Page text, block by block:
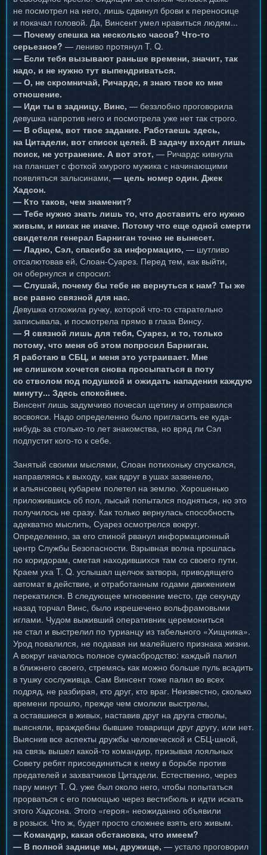
не посмотрел на него, лишь сдвинул брови к переносице
и покачал головой. Да, Винсент умел нравиться людям...
— Почему спешка на несколько часов? Что-то
серьезное? — лениво протянул T. Q.
— Если тебя вызывают раньше времени, значит, так
надо, и не нужно тут выпендриваться.
— О, не скромничай, Ричардс, я знаю твое ко мне
отношение.
— Иди ты в задницу, Винс, — беззлобно проговорила
девушка напротив него и посмотрела уже нет так строго.
— В общем, вот твое задание. Работаешь здесь,
на Цитадели, вот список целей. В задачу входит лишь
поиск, не устранение. А вот этот, — Ричардс кивнула
на планшет с фоткой хмурого мужика с начинающими
появляться залысинами, — цель номер один. Джек
Хадсон.
— Кто таков, чем знаменит?
— Тебе нужно знать лишь то, что доставить его нужно
живым, и никак не иначе. Потому что еще одной смерти
свидетеля генерал Барниган точно не вынесет.
— Ладно, Сэл, спасибо за информацию, — шутливо
отсалютовав ей, Слоан-Суарез. Перед тем, как выйти,
он обернулся и спросил:
— Слушай, почему бы тебе не вернуться к нам? Ты же
все равно связной для нас.
Девушка отложила ручку, которой что-то старательно
записывала, и посмотрела прямо в глаза Винсу.
— Я связной лишь для тебя, Суарез, и то, только
потому, что меня об этом попросил Барниган.
Я работаю в СБЦ, и меня это устраивает. Мне
не слишком хочется снова просыпаться в поту
со стволом под подушкой и ожидать нападения каждую
минуту... Здесь спокойнее.
Винсент лишь задумчиво почесал щетину и отправился
восвояси. Надо определенно было пригласить ее куда-
нибудь за столько-то лет знакомства, но вряд ли Сэл
подпустит кого-то к себе.
Занятый своими мыслями, Слоан потихоньку спускался,
направляясь к выходу, как вдруг в ушах зазвенело,
и альянсовец кубарем полетел на землю. Хорошенько
приложившись об пол, лысый попытался подняться, но это
получилось не сразу. Как только вернулась способность
адекватно мыслить, Суарез осмотрелся вокруг.
Определенно, за его спиной рванул информационный
центр Службы Безопасности. Взрывная волна прошлась
по коридорам, сметая находившихся там со своего пути.
Краем уха T. Q. услышал щелчок затвора, приводящего
автомат в действие, и отработанным годами движением
перекатился. В следующее мгновение место, где секунду
назад торчал Винс, было изрешечено вольфрамовыми
иглами. Чудом выживший оперативник церемониться
не стал и выстрелил по турианцу из табельного «Хищника».
Урод повалился, не подавая ни малейшего признака жизни.
А вокруг началось полное сумасбродство: каждый палил
в ближнего своего, стремясь как можно больше пуль всадить
в тушку сослуживца. Сам Винсент тоже палил во всех
подряд, не разбирая, кто друг, кто враг. Неизвестно, сколько
времени прошло, прежде чем смолкли выстрелы,
а оставшиеся в живых, наставив друг на друга стволы,
выясняли, враждебны бывшие товарищи друг другу, или нет.
Выяснив все аспекты дружбы человеческой и СБЦ-шной,
на связь вышел какой-то командир, призывая лояльных
Совету ребят присоединиться к нему в борьбе против
предателей и захватчиков Цитадели. Естественно, через
пару минут T. Q. уже был около него, чтобы попытаться
прорваться с его помощью через вестибюль и идти искать
этого Хадсона. Этого «героя» неожиданно объявили
в розыск. Что ж, будет просто сложнее взять его живым.
— Командир, какая обстановка, что имеем?
— В полной заднице мы, дружище, — устало проговорил